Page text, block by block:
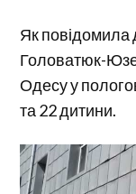
Як повідомила
Головатюк-
Одесу у
та 22 дитини.